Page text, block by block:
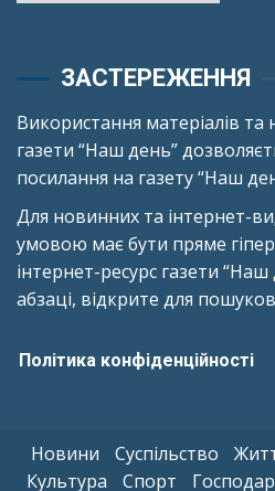
ЗАСТЕРЕЖЕННЯ
Використання матеріалів та
газети “Наш день”
посилання на газету “Наш
Для новинних та інтернет-
умовою має бути пряме
інтернет-ресурс газети
абзаці, відкрите для
Політика конфіденційності
Новини Суспільство
Культура
Спорт